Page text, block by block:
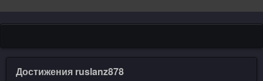
Достижения ruslanz878